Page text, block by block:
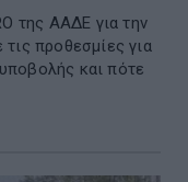
της ΑΑΔΕ για την
τις προθεσμίες για
και πότε